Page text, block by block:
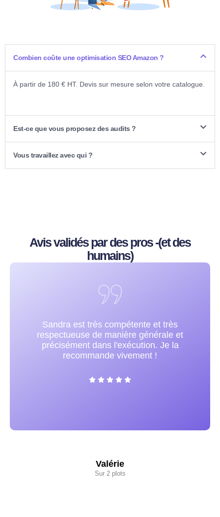
Combien coûte une optimisation SEO Amazon ?
À partir de 180 € HT. Devis sur mesure selon votre catalogue.
Est-ce que vous proposez des audits ?
Vous travaillez avec qui ?
Avis validés par des pros -(et des
humains)
Valérie
Sur 2 plots
Sandra est très compétente et très
respectueuse de manière générale et
précisément dans l'exécution. Je la
recommande vivement !